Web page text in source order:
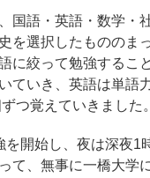
国語・英語・数学・
を選択したもののま
に絞って勉強するこ
ていき、英語は単語
つ覚えていきました。
開始し、夜は深夜1
て、無事に一橋大学